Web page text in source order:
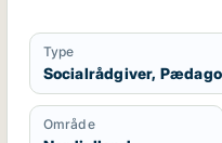
Type
Socialrådgiver,
Område